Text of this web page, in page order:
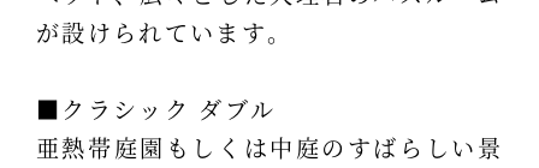
が設けられています。
■クラシック ダブル
亜熱帯庭園もしくは中庭のすばらしい景